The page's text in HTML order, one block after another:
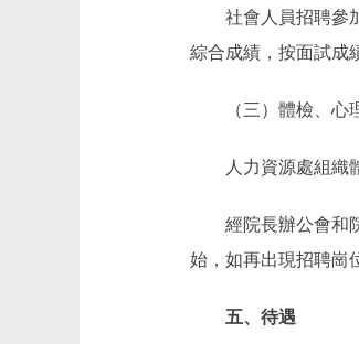
社會人員招聘參加
綜合成績，按面試成
（三）體檢、心
人力資源處組織體
經院長辦公會和院
始，如再出現招聘崗
五、待遇